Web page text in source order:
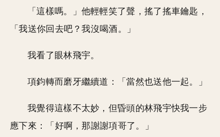
「這樣嗎。」他輕輕笑了聲，搖了搖車鑰匙，
「我送你回去吧？我沒喝酒。」
我看了眼林飛宇。
項鈞轉而磨牙繼續道：「當然也送他一起。」
我覺得這樣不太妙，但昏頭的林飛宇快我一步
應下來：「好啊，那謝謝項哥了。」